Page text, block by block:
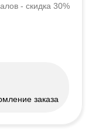
- скидка 30%
заказа